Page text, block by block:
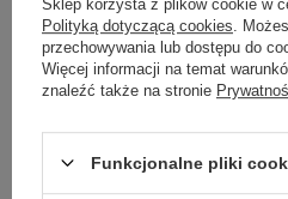
Sklep korzysta z plików cookie w
Polityką dotyczącą cookies .
przechowywania lub dostępu do
Więcej informacji na temat
znaleźć także na stronie
Funkcjonalne pliki